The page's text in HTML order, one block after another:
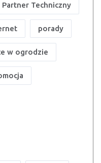
Partner Techniczny
porady
w ogrodzie